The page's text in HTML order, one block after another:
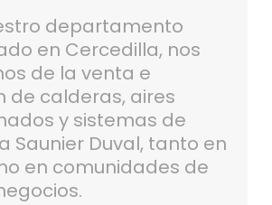
departamento
en Cercedilla, nos
de la venta e
de calderas, aires
y sistemas de
Saunier Duval, tanto en
en comunidades de